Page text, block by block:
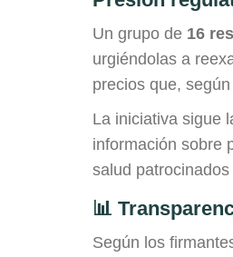
Un grupo de 16
urgiéndolas a
precios que,
La iniciativa sigue
información sobre
salud
📊
Según los